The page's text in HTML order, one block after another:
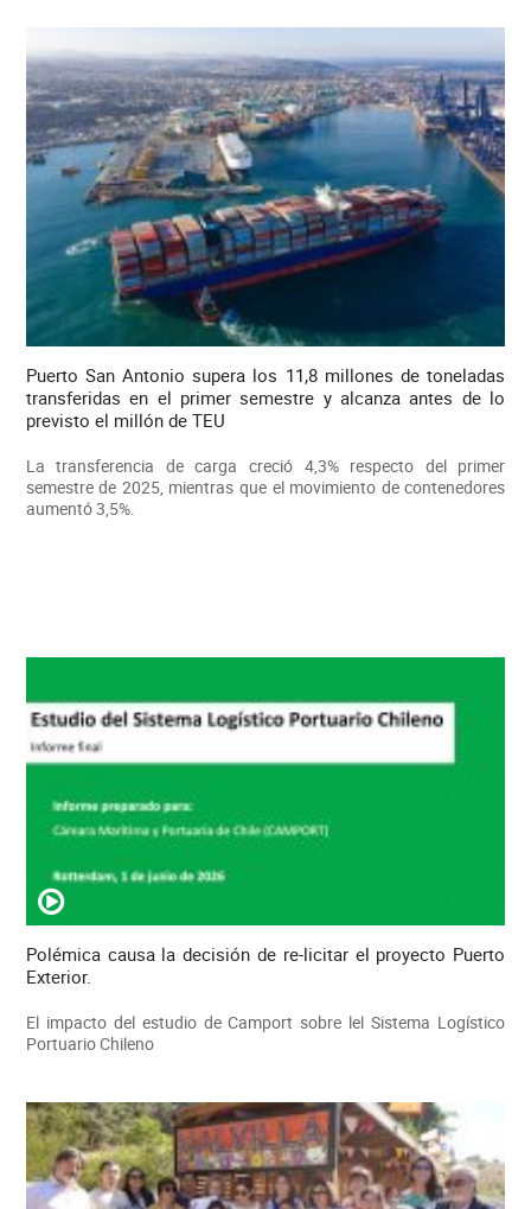
Puerto San Antonio supera los 11,8 millones de toneladas
transferidas en el primer semestre y alcanza antes de lo
previsto el millón de TEU
La transferencia de carga creció 4,3% respecto del primer
semestre de 2025, mientras que el movimiento de contenedores
aumentó 3,5%.
Polémica causa la decisión de re-licitar el proyecto Puerto
Exterior.
El impacto del estudio de Camport sobre lel Sistema Logístico
Portuario Chileno